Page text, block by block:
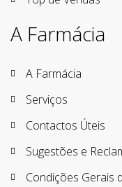
A Farmácia
A Farmácia
Serviços
Contactos Úteis
Sugestões e
Condições Gerais